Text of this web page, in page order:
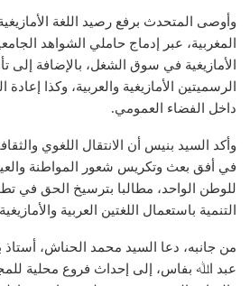
وأوصى المتحدث برفع رصيد اللغة
المغربية، عبر إدماج حاملي الشواهد
الأمازيغية في سوق الشغل، بالإضافة إلى
الرسميتين الأمازيغية والعربية، وكذا
داخل الفضاء العمومي.
وأكد السيد بنيس أن الانتقال اللغوي
في أفق بعث وتكريس شعور المواطنة
للوطن الواحد، مطالبا بترسيخ الحق في
التنمية باستعمال اللغتين العربية
من جانبه، دعا السيد محمد الحناش،
ﻋﺒﺪ اﷲ بفاس، إلى إحداث فروع محلية